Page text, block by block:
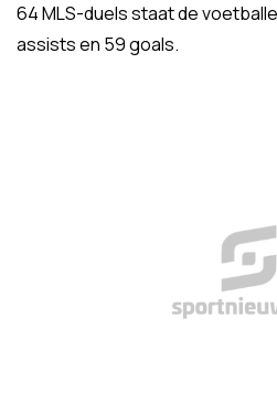
64 MLS-duels staat de
assists en 59 goals.